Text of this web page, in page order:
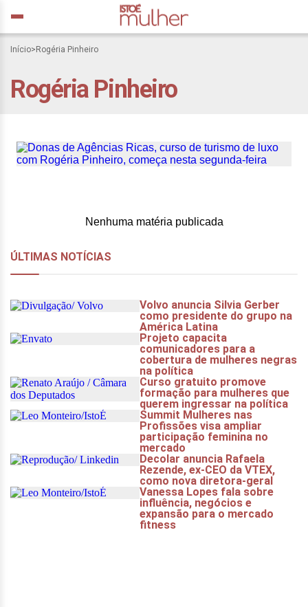
Início> Rogéria Pinheiro
Rogéria Pinheiro
Donas de Agências Ricas,
com Rogéria Pinheiro,
começa nesta segunda-
Nenhuma matéria publicada